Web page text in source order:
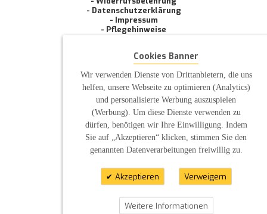
- Datenschutzerklärung
- Impressum
- Pflegehinweise
Cookies Banner
Wir verwenden Dienste von Drittanbietern, die uns
helfen, unsere Webseite zu optimieren (Analytics)
und personalisierte Werbung auszuspielen
(Werbung). Um diese Dienste verwenden zu
dürfen, benötigen wir Ihre Einwilligung. Indem
Sie auf „Akzeptieren“ klicken, stimmen Sie den
genannten Datenverarbeitungen freiwillig zu.
Akzeptieren Verweigern
Weitere Informationen